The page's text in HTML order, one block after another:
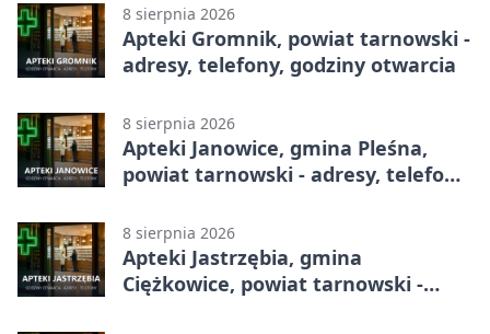
8 sierpnia 2026
Apteki Gromnik, powiat tarnowski -
adresy, telefony, godziny otwarcia
8 sierpnia 2026
Apteki Janowice, gmina Pleśna,
powiat tarnowski - adresy, telefony,
8 sierpnia 2026
Apteki Jastrzębia, gmina
Ciężkowice, powiat tarnowski -